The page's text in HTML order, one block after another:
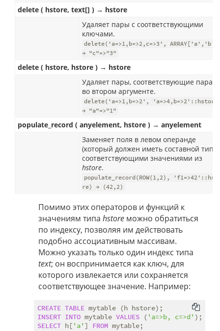
delete ( hstore, text[] ) → hstore
Удаляет пары с соответствующими
ключами.
delete('a=>1,b=>2,c=>3',
→ "c"=>"3"
delete ( hstore, hstore ) → hstore
Удаляет пары, соответствующие парам
во втором аргументе.
delete('a=>1,b=>2',
→ "a"=>"1"
populate_record ( anyelement, hstore ) → anyelement
Заменяет поля в левом операнде
(который должен иметь составной тип)
соответствующими значениями из
hstore.
populate_record(ROW(1,2),
re) → (42,2)
Помимо этих операторов и функций к
значениям типа hstore можно обратиться
по индексу, позволяя им действовать
подобно ассоциативным массивам.
Можно указать только один индекс типа
text; он воспринимается как ключ, для
которого извлекается или сохраняется
соответствующее значение. Например:
CREATE TABLE
INSERT INTO mytable VALUES ( 'a=>b, c=>d'
SELECT h[ 'a' ] FROM mytable;